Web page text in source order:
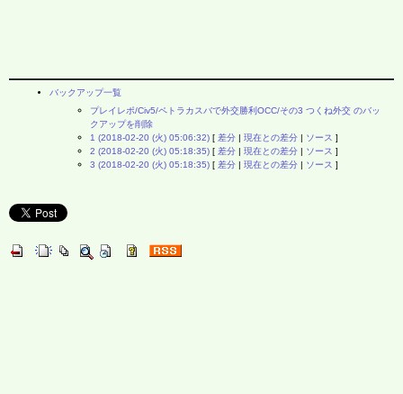
バックアップ一覧
プレイレポ/Civ5/ペトラカスバで外交勝利OCC/その3 つくね外交 のバッ
クアップを削除
1 (2018-02-20 (火) 05:06:32) [ 差分 現在との差分 ソース ]
2 (2018-02-20 (火) 05:18:35) [ 差分 現在との差分 ソース ]
3 (2018-02-20 (火) 05:18:35) [ 差分 現在との差分 ソース ]